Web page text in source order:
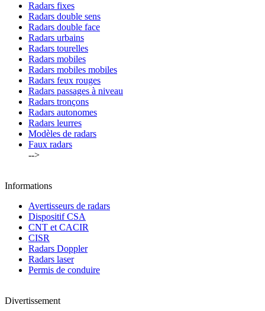
Radars fixes
Radars double sens
Radars double face
Radars urbains
Radars tourelles
Radars mobiles
Radars mobiles mobiles
Radars feux rouges
Radars passages à niveau
Radars tronçons
Radars autonomes
Radars leurres
Modèles de radars
Faux radars
-->
Informations
Avertisseurs de radars
Dispositif CSA
CNT et CACIR
CISR
Radars Doppler
Radars laser
Permis de conduire
Divertissement